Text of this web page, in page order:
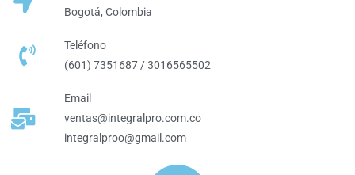
Bogotá, Colombia
Teléfono
(601) 7351687 / 3016565502
Email
ventas@integralpro.com.co
integralproo@gmail.com